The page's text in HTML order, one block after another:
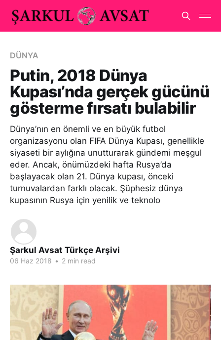
DÜNYA
Putin, 2018 Dünya
Kupası’nda gerçek gücünü
gösterme fırsatı bulabilir
Dünya’nın en önemli ve en büyük futbol
organizasyonu olan FIFA Dünya Kupası, genellikle
siyaseti bir aylığına unutturarak gündemi meşgul
eder. Ancak, önümüzdeki hafta Rusya’da
başlayacak olan 21. Dünya kupası, önceki
turnuvalardan farklı olacak. Şüphesiz dünya
kupasının Rusya için yenilik ve teknolo
Şarkul Avsat Türkçe Arşivi
06 Haz 2018 • 2 min read